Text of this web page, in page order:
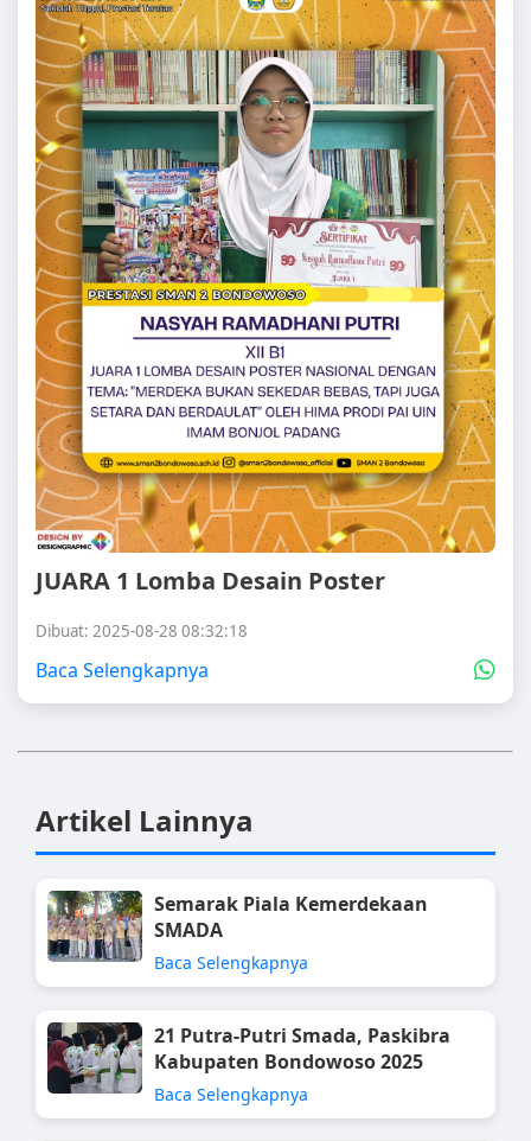
JUARA 1 Lomba Desain Poster
Dibuat: 2025-08-28 08:32:18
Baca Selengkapnya
Artikel Lainnya
Semarak Piala Kemerdekaan
SMADA
Baca Selengkapnya
21 Putra-Putri Smada, Paskibra
Kabupaten Bondowoso 2025
Baca Selengkapnya